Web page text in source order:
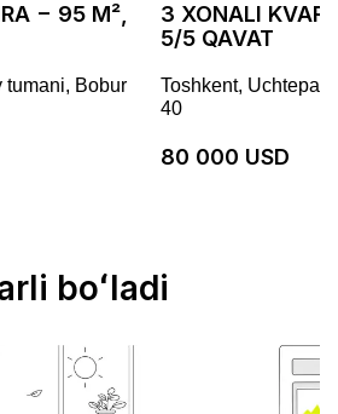
− 95 M²,
tumani, Bobur
3 XONALI
5/5 QAVAT
Toshkent, Uchtepa
40
80 000 USD
boʻladi